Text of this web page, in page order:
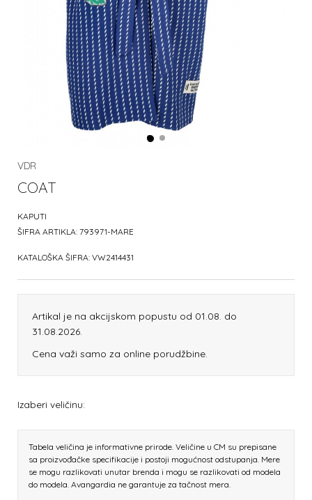
VDR
COAT
KAPUTI
ŠIFRA ARTIKLA: 793971-MARE
KATALOŠKA ŠIFRA: VW2414431
Artikal je na akcijskom popustu od 01.08. do
31.08.2026.
Cena važi samo za online porudžbine.
Izaberi veličinu:
Tabela veličina je informativne prirode. Veličine u CM su prepisane
sa proizvođačke specifikacije i postoji mogućnost odstupanja. Mere
se mogu razlikovati unutar brenda i mogu se razlikovati od modela
do modela. Avangardia ne garantuje za tačnost mera.